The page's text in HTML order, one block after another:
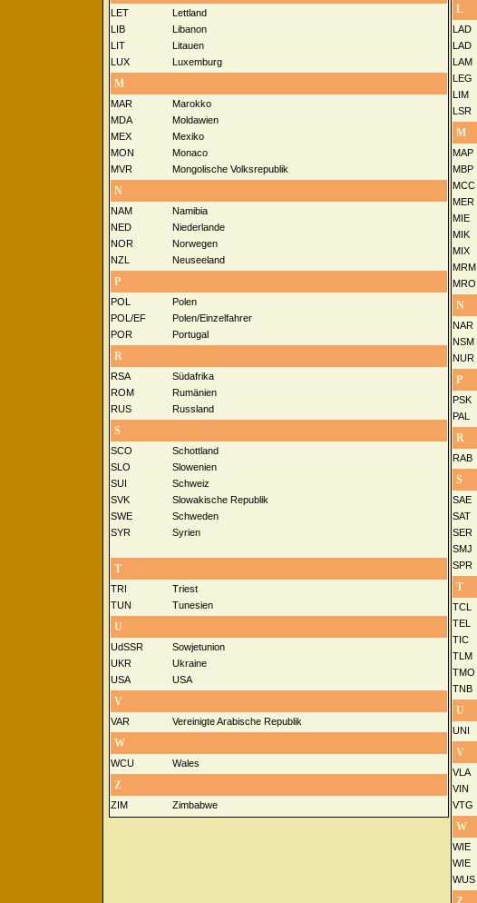
LET
Lettland
LIB
Libanon
LIT
Litauen
LUX
Luxemburg
M
MAR
Marokko
MDA
Moldawien
MEX
Mexiko
MON
Monaco
MVR
Mongolische Volksrepublik
N
NAM
Namibia
NED
Niederlande
NOR
Norwegen
NZL
Neuseeland
P
POL
Polen
POL/EF
Polen/Einzelfahrer
POR
Portugal
R
RSA
Südafrika
ROM
Rumänien
RUS
Russland
S
SCO
Schottland
SLO
Slowenien
SUI
Schweiz
SVK
Slowakische Republik
SWE
Schweden
SYR
Syrien
T
TRI
Triest
TUN
Tunesien
U
UdSSR
Sowjetunion
UKR
Ukraine
USA
USA
V
VAR Vereinigte Arabische Republik
W
WCU Wales
Z
ZIM Zimbabwe
L
LAD
LAD
LAM
LEG
LIM
LSR
M
MAP
MBP
MCC
MER
MIE
MIK
MIX
MRM
MRO
N
NAR
NSM
NUR
P
PSK
PAL
R
RAB
S
SAE
SAT
SER
SMJ
SPR
T
TCL
TEL
TIC
TLM
TMO
TNB
U
UNI
V
VLA
VIN
VTG
W
WIE
WIE
WUS